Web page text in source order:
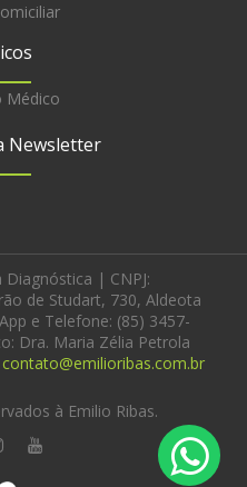
Médico
Newsletter
Diagnóstica | CNPJ:
de Studart, 730, Aldeota
e Telefone: (85) 3457-
Dra. Maria Zélia Petrola
contato@emilioribas.com.br
à Emilio Ribas.